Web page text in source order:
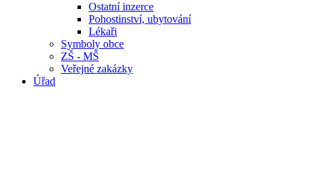
Ostatní inzerce
Pohostinství, ubytování
Lékaři
Symboly obce
ZŠ - MŠ
Veřejné zakázky
Úřad